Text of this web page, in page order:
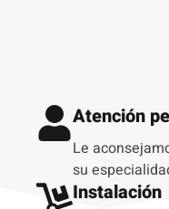
Atención
Le
su
Instalación